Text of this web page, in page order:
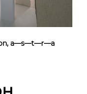
a—s—t—r—a